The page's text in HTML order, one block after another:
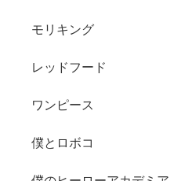
モリキング
レッドフード
ワンピース
僕とロボコ